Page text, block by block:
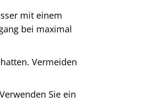
mit einem
bei maximal
Vermeiden
Sie ein